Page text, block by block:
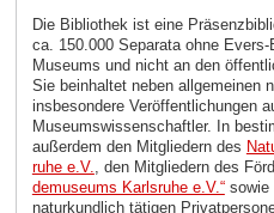
Die Bibliothek ist eine
ca. 150.000 Separata ohne
Museums und nicht an den
Sie beinhaltet neben allgemeinen
insbesondere Veröffentlichungen
Museumswissenschaftler. In
außerdem den Mitgliedern des
ruhe e.V.
, den Mitgliedern des
demuseums Karlsruhe e.V.“sowie
naturkundlich tätigen